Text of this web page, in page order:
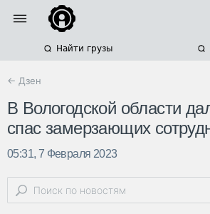
Найти грузы
← Дзен
В Вологодской области
спас замерзающих
05:31, 7 Февраля 2023